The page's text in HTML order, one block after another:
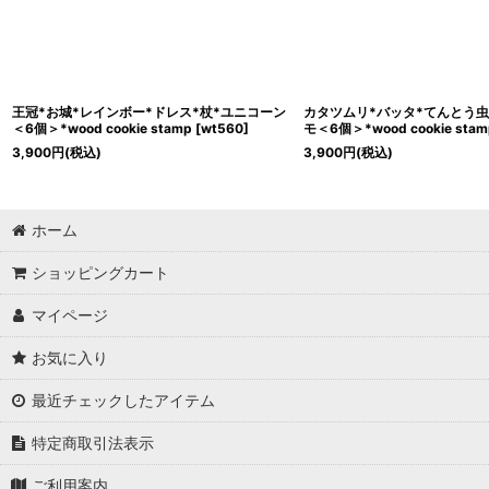
王冠*お城*レインボー*ドレス*杖*ユニコーン
＜6個＞*wood cookie stamp [wt560]
3,900円(税込)
カタツムリ*バッタ*てんとう
モ＜6個＞*wood cookie
3,900円(税込)
ホーム
ショッピングカート
マイページ
お気に入り
最近チェックしたアイテム
特定商取引法表示
ご利用案内